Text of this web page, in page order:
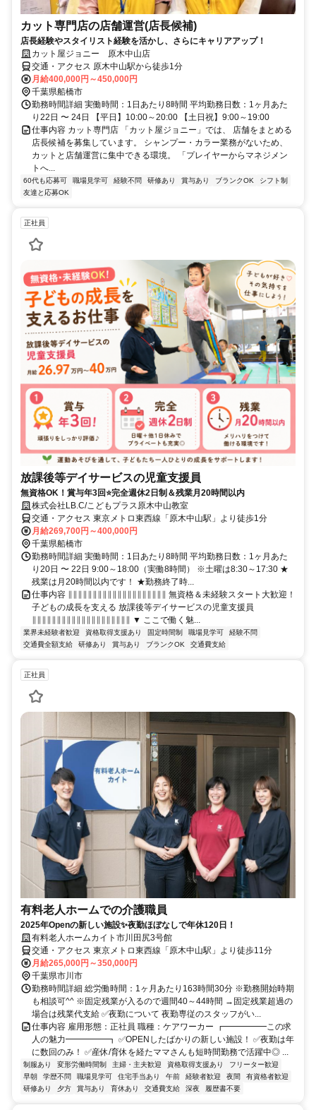
カット専門店の店舗運営(店長候補)
店長経験やスタイリスト経験を活かし、さらにキャリアアップ！
カット屋ジョニー 原木中山店
交通・アクセス 原木中山駅から徒歩1分
月給400,000円～450,000円
千葉県船橋市
勤務時間詳細 実働時間：1日あたり8時間 平均勤務日数：1ヶ月あた
り22日 〜 24日 【平日】10:00～20:00 【土日祝】9:00～19:00
仕事内容 カット専門店 「カット屋ジョニー」では、 店舗をまとめる
店長候補を募集しています。 シャンプー・カラー業務がないため、
カットと店舗運営に集中できる環境。 「プレイヤーからマネジメン
トへ...
60代も応募可 職場見学可 経験不問 研修あり 賞与あり ブランクOK
シフト制
友達と応募OK
正社員
放課後等デイサービスの児童支援員
無資格OK！賞与年3回⭐完全週休2日制＆残業月20時間以内
株式会社LB.C/こどもプラス原木中山教室
交通・アクセス 東京メトロ東西線「原木中山駅」より徒歩1分
月給269,700円～400,000円
千葉県船橋市
勤務時間詳細 実働時間：1日あたり8時間 平均勤務日数：1ヶ月あた
り20日 〜 22日 9:00～18:00（実働8時間） ※土曜は8:30～17:30 ★
残業は月20時間以内です！ ★勤務終了時...
仕事内容 ∥∥∥∥∥∥∥∥∥∥∥∥∥∥∥∥∥∥∥∥ 無資格＆未経験スタート大歓迎！
子どもの成長を支える 放課後等デイサービスの児童支援員
∥∥∥∥∥∥∥∥∥∥∥∥∥∥∥∥∥∥∥∥ ▼ ここで働く魅...
業界未経験者歓迎 資格取得支援あり 固定時間制 職場見学可
経験不問
交通費全額支給
研修あり 賞与あり ブランクOK 交通費支給
正社員
有料老人ホームでの介護職員
2025年Openの新しい施設✨夜勤ほぼなしで年休120日！
有料老人ホームカイト市川田尻3号館
交通・アクセス 東京メトロ東西線「原木中山駅」より徒歩11分
月給265,000円～350,000円
千葉県市川市
勤務時間詳細 総労働時間：1ヶ月あたり163時間30分 ※勤務開始時期
も相談可^^ ※固定残業が入るので週間40～44時間 →固定残業超過の
場合は残業代支給 ✅夜勤について 夜勤専従のスタッフがい...
仕事内容 雇用形態：正社員 職種：ケアワーカー ┏━━━━━この求
人の魅力━━━━━┓ ✅OPENしたばかりの新しい施設！ ✅夜勤は年
に数回のみ！ ✅産休/育休を経たママさんも短時間勤務で活躍中◎ ...
制服あり 変形労働時間制 主婦・主夫歓迎 資格取得支援あり
フリーター歓迎
早朝
学歴不問 職場見学可 住宅手当あり 午前 経験者歓迎 夜間
有資格者歓迎
研修あり
夕方 賞与あり 育休あり 交通費支給 深夜 履歴書不要